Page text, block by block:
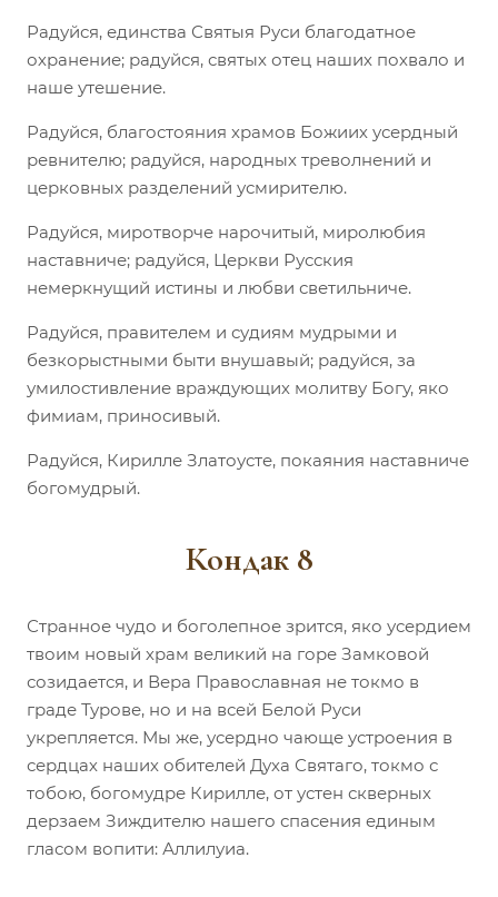
Радуйся, единства Святыя Руси благодатное
охранение; радуйся, святых отец наших похвало и
наше утешение.
Радуйся, благостояния храмов Божиих усердный
ревнителю; радуйся, народных треволнений и
церковных разделений усмирителю.
Радуйся, миротворче нарочитый, миролюбия
наставниче; радуйся, Церкви Русския
немеркнущий истины и любви светильниче.
Радуйся, правителем и судиям мудрыми и
безкорыстными быти внушавый; радуйся, за
умилостивление враждующих молитву Богу, яко
фимиам, приносивый.
Радуйся, Кирилле Златоусте, покаяния наставниче
богомудрый.
Кондак 8
Странное чудо и боголепное зрится, яко усердием
твоим новый храм великий на горе Замковой
созидается, и Вера Православная не токмо в
граде Турове, но и на всей Белой Руси
укрепляется. Мы же, усердно чающе устроения в
сердцах наших обителей Духа Святаго, токмо с
тобою, богомудре Кирилле, от устен скверных
дерзаем Зиждителю нашего спасения единым
гласом вопити: Аллилуиа.